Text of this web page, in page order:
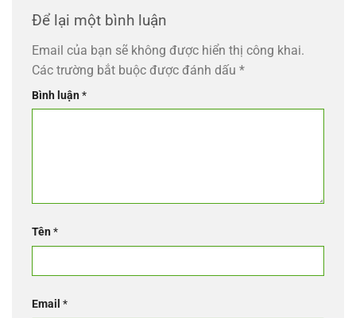
Để lại một bình luận
Email của bạn sẽ không được hiển thị công khai.
Các trường bắt buộc được đánh dấu *
Bình luận*
Tên*
Email *